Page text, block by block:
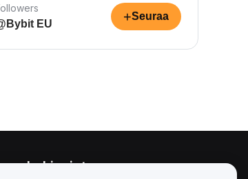
EU
+Seuraa
Lakiasiat